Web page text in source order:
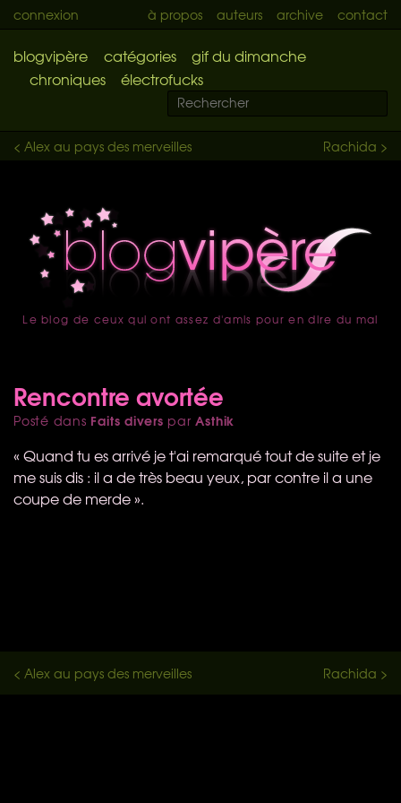
connexion à propos auteurs archive contact
blogvipère catégories
gif du dimanche
chroniques
électrofucks
Rachida >
< Alex au pays des merveilles
accueil
Le blog de ceux qui ont assez d'amis pour en dire du mal
Rencontre avortée
Posté dans Faits divers parAsthik
« Quand tu es arrivé je t'ai remarqué tout de suite et je
me suis dis : il a de très beau yeux, par contre il a une
coupe de merde ».
Rachida >
< Alex au pays des merveilles